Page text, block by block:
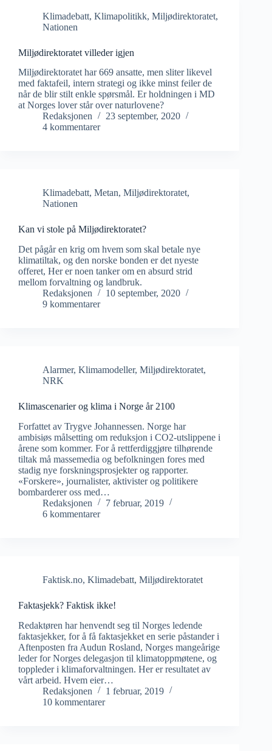
Klimadebatt, Klimapolitikk, Miljødirektoratet,
Nationen
Miljødirektoratet villeder igjen
Miljødirektoratet har 669 ansatte, men sliter likevel
med faktafeil, intern strategi og ikke minst feiler de
når de blir stilt enkle spørsmål. Er holdningen i MD
at Norges lover står over naturlovene?
Redaksjonen
23 september, 2020
4 kommentarer
Klimadebatt, Metan, Miljødirektoratet,
Nationen
Kan vi stole på Miljødirektoratet?
Det pågår en krig om hvem som skal betale nye
klimatiltak, og den norske bonden er det nyeste
offeret, Her er noen tanker om en absurd strid
mellom forvaltning og landbruk.
Redaksjonen
10 september, 2020
9 kommentarer
Alarmer, Klimamodeller, Miljødirektoratet,
NRK
Klimascenarier og klima i Norge år 2100
Forfattet av Trygve Johannessen. Norge har
ambisiøs målsetting om reduksjon i CO2-utslippene i
årene som kommer. For å rettferdiggjøre tilhørende
tiltak må massemedia og befolkningen fores med
stadig nye forskningsprosjekter og rapporter.
«Forskere», journalister, aktivister og politikere
bombarderer oss med…
Redaksjonen
7 februar, 2019
6 kommentarer
Faktisk.no, Klimadebatt, Miljødirektoratet
Faktasjekk? Faktisk ikke!
Redaktøren har henvendt seg til Norges ledende
faktasjekker, for å få faktasjekket en serie påstander i
Aftenposten fra Audun Rosland, Norges mangeårige
leder for Norges delegasjon til klimatoppmøtene, og
toppleder i klimaforvaltningen. Her er resultatet av
vårt arbeid. Hvem eier…
Redaksjonen
1 februar, 2019
10 kommentarer